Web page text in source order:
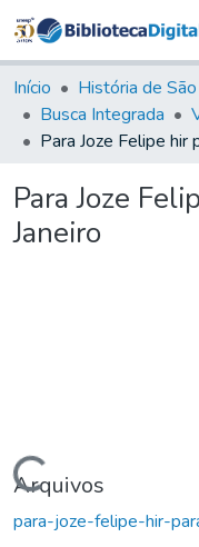
Início História de
Busca Integrada
Para Joze
Janeiro
Carregando...
Arquivos
para-joze-felipe-hir-